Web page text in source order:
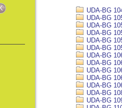
UDA-BG
UDA-BG
UDA-BG
UDA-BG
UDA-BG
UDA-BG
UDA-BG
UDA-BG
UDA-BG
UDA-BG
UDA-BG
UDA-BG
UDA-BG